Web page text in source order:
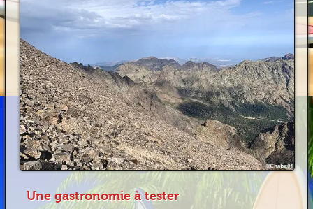
Une gastronomie à tester